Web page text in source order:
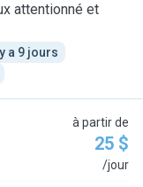
attentionné et
a 9 jours
à partir de
25 $
/jour